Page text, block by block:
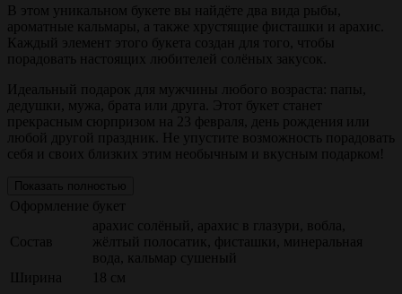
В этом уникальном букете вы найдёте два вида рыбы,
ароматные кальмары, а также хрустящие фисташки и арахис.
Каждый элемент этого букета создан для того, чтобы
порадовать настоящих любителей солёных закусок.
Идеальный подарок для мужчины любого возраста: папы,
дедушки, мужа, брата или друга. Этот букет станет
прекрасным сюрпризом на 23 февраля, день рождения или
любой другой праздник. Не упустите возможность порадовать
себя и своих близких этим необычным и вкусным подарком!
Показать полностью
Оформление букет
Состав
арахис солёный, арахис в глазури, вобла,
жёлтый полосатик, фисташки, минеральная
вода, кальмар сушеный
Ширина
18 см